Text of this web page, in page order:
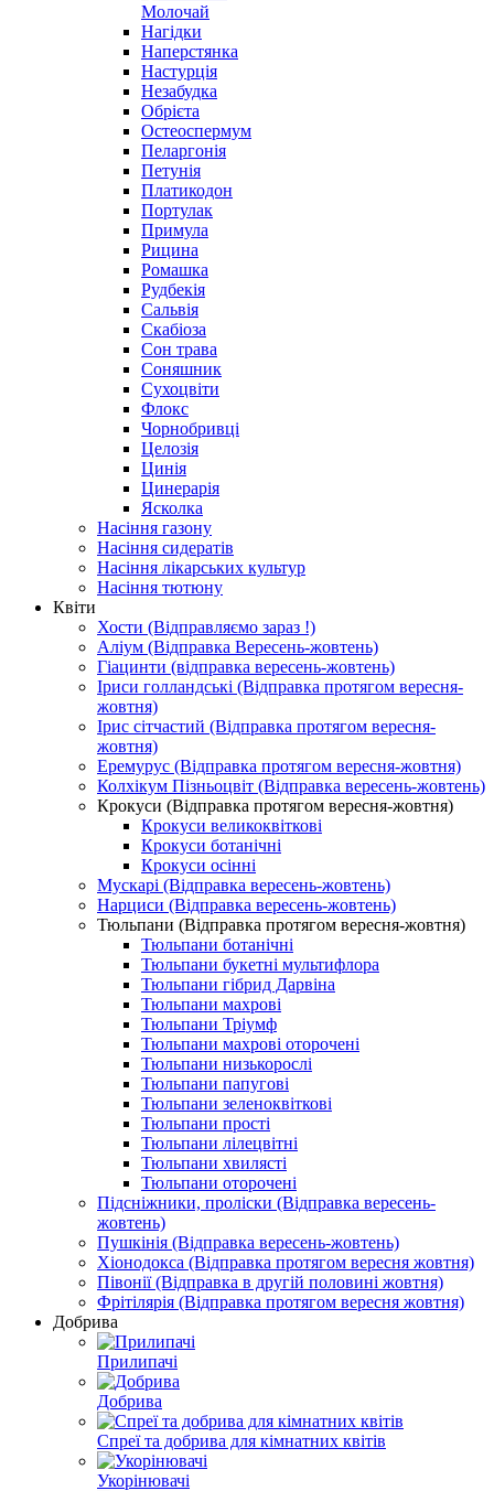
Молочай
Нагідки
Наперстянка
Настурція
Незабудка
Обрієта
Остеоспермум
Пеларгонія
Петунія
Платикодон
Портулак
Примула
Рицина
Ромашка
Рудбекія
Сальвія
Скабіоза
Сон трава
Соняшник
Сухоцвіти
Флокс
Чорнобривці
Целозія
Цинія
Цинерарія
Ясколка
Насіння газону
Насіння сидератів
Насіння лікарських культур
Насіння тютюну
Квіти
Хости (Відправляємо зараз !)
Аліум (Відправка Вересень-жовтень)
Гіацинти (відправка вересень-жовтень)
Іриси голландські (Відправка протягом вересня-
жовтня)
Ірис сітчастий (Відправка протягом вересня-
жовтня)
Еремурус (Відправка протягом вересня-жовтня)
Колхікум Пізньоцвіт (Відправка вересень-жовтень)
Крокуси (Відправка протягом вересня-жовтня)
Крокуси великоквіткові
Крокуси ботанічні
Крокуси осінні
Мускарі (Відправка вересень-жовтень)
Нарциси (Відправка вересень-жовтень)
Тюльпани (Відправка протягом вересня-жовтня)
Тюльпани ботанічні
Тюльпани букетні мультифлора
Тюльпани гібрид Дарвіна
Тюльпани махрові
Тюльпани Тріумф
Тюльпани махрові оторочені
Тюльпани низькорослі
Тюльпани папугові
Тюльпани зеленоквіткові
Тюльпани прості
Тюльпани лілецвітні
Тюльпани хвилясті
Тюльпани оторочені
Підсніжники, проліски (Відправка вересень-
жовтень)
Пушкінія (Відправка вересень-жовтень)
Хіонодокса (Відправка протягом вересня жовтня)
Півонії (Відправка в другій половині жовтня)
Фрітілярія (Відправка протягом вересня жовтня)
Добрива
Прилипачі
Добрива
Спреї та добрива для кімнатних квітів
Укорінювачі